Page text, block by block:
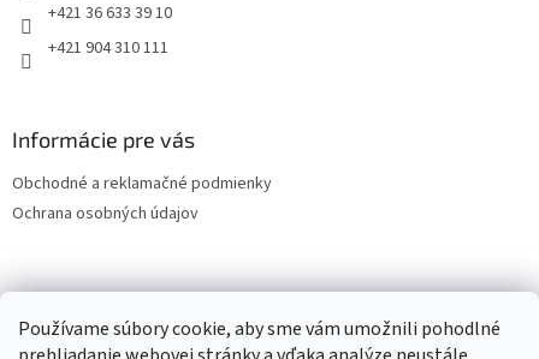
Používame súbory cookie, aby sme vám umožnili pohodlné
+421 36 633 39 10
+421 904 310 111
Informácie pre vás
Obchodné a reklamačné podmienky
Ochrana osobných údajov